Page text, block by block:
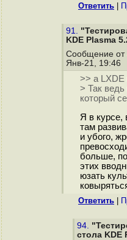
Ответить
91.
KDE Plasma
Сообщение от
Янв-21, 19:46
>> а LXDE
> Так
который
Я в курсе,
там
и убого,
больше,
этих
юзать
Ответить
94.
стола KDE